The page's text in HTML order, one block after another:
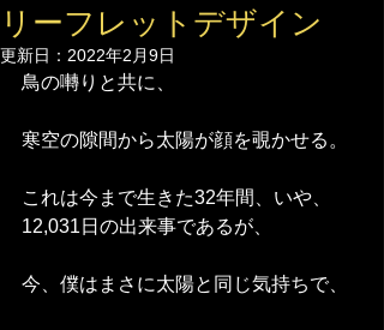
リーフレットデザイン
更新日： 2022年2月9日
鳥の囀りと共に、
寒空の隙間から太陽が顔を覗かせる。
これは今まで生きた32年間、いや、
12,031日の出来事であるが、
今、僕はまさに太陽と同じ気持ちで、